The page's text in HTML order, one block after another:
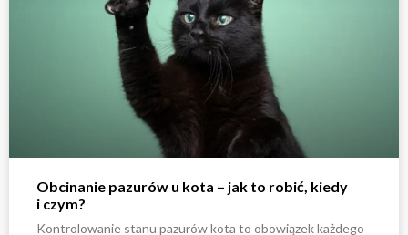
Obcinanie pazurów u kota – jak to robić, kiedy
i czym?
Kontrolowanie stanu pazurów kota to obowiązek każdego